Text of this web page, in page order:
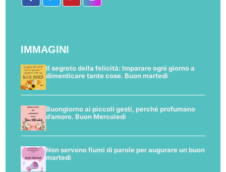
IMMAGINI
Il segreto della felicità: Imparare ogni giorno a
dimenticare tante cose. Buon martedì
Buongiorno ai piccoli gesti, perché profumano
d’amore. Buon Mercoledì
Non servono fiumi di parole per augurare un buon
martedì